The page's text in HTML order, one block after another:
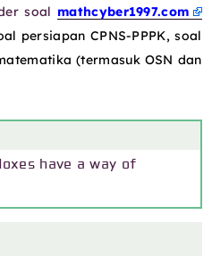
soal mathcyber1997.com
persiapan CPNS-PPPK, soal
(termasuk OSN dan
have a way of